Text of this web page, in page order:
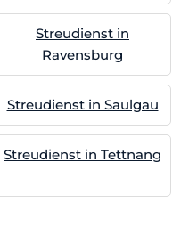
Streudienst in
Ravensburg
Streudienst in Saulgau
Streudienst in Tettnang